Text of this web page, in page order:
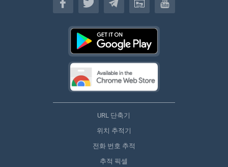
URL 단축기
위치 추적기
전화 번호 추적
추적 픽셀